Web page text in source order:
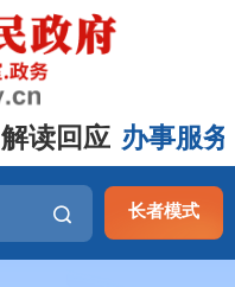
解读回应 办事服务
长者模式